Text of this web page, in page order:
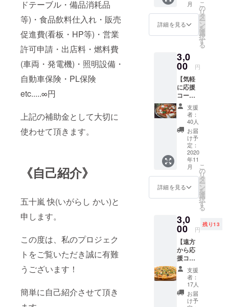
ドテーブル・備品消耗品
等)・食品飲料仕入れ・販売
促進費(看板・HP等)・営業
許可申請・出店料・燃料費
(車両・発電機)・照明設備・
自動車保険・PL保険
etc.....∞円
上記の補助金として大切に
使わせて頂きます。
《自己紹介》
五十嵐 快(いがらし かい)と
申します。
この度は、私のプロジェク
トをご覧いただき誠に有難
うございます！
簡単に自己紹介させて頂き
頂ける
コース
を作成
ご無理
のない
ように
お願い
致しま
す。
（余裕
があれ
ば追加
のご支
援をお
願いし
ます！
笑） お
礼の
メール
＋1ドリ
メール
にてお
送り致
しま
す。 ＊
クーポ
ンのご
利用は
お店に
来てい
ただく
ご乗車
頂ける
権利。
心を込
めてお
し致し
ます。
＊イベ
ント情
報は
メール
にてお
送り致
しま
す。 ＊
有効期
限：
2020年
11月〜
2021年
11月
月
詳細を見る
こ
の
リ
タ
ー
ン
を
選
択
す
る
3,0
00 円
【気軽
に応援
コー
ス】
キッチ
ンカー
お食事
券2000
円分 ＋
お礼の
メール
＊ご本
人以外
でもご
利用頂
けます
場所・
スケ
ジュー
ルが決
まり次
第、
メール
にてご
連絡致
します
＊有効
支援
者：
40人
お届
け予
定：
2020
年11
月
詳細を見る
こ
の
リ
タ
ー
ン
を
選
択
す
る
3,0
00 円
残り13
【遠方
から応
援コー
ス】 名
物あん
肝ピザ
をご自
宅に発
支援
者：
17人
お届
け予